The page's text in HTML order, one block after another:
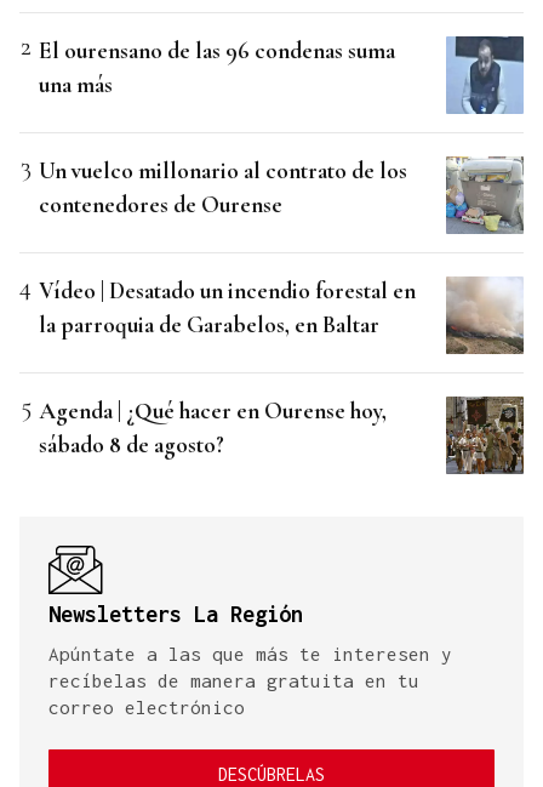
El ourensano de las 96 condenas suma
una más
Un vuelco millonario al contrato de los
contenedores de Ourense
Vídeo | Desatado un incendio forestal en
la parroquia de Garabelos, en Baltar
Agenda | ¿Qué hacer en Ourense hoy,
sábado 8 de agosto?
Newsletters La Región
Apúntate a las que más te interesen y
recíbelas de manera gratuita en tu
correo electrónico
DESCÚBRELAS